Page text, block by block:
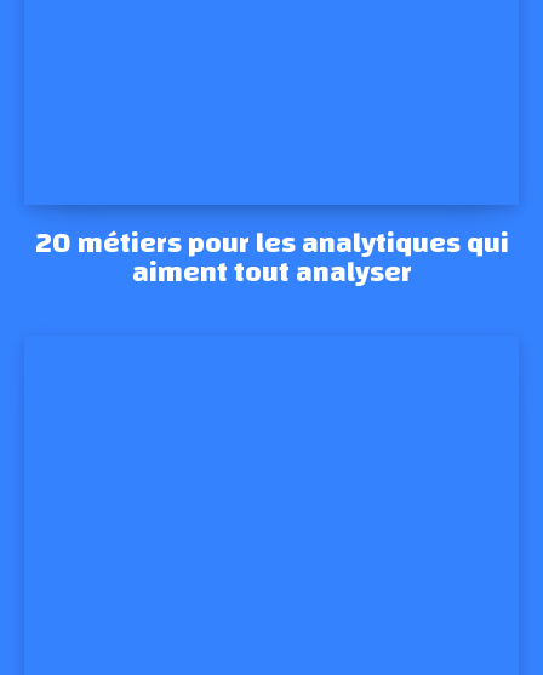
20 métiers pour les analytiques qui
aiment tout analyser